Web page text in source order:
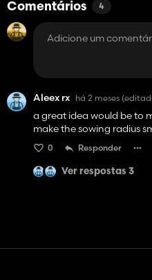
Comentários 4
Aleex rx há 2 meses
a great idea would be to
make the sowing radius
0 Responder
Ver respostas 3